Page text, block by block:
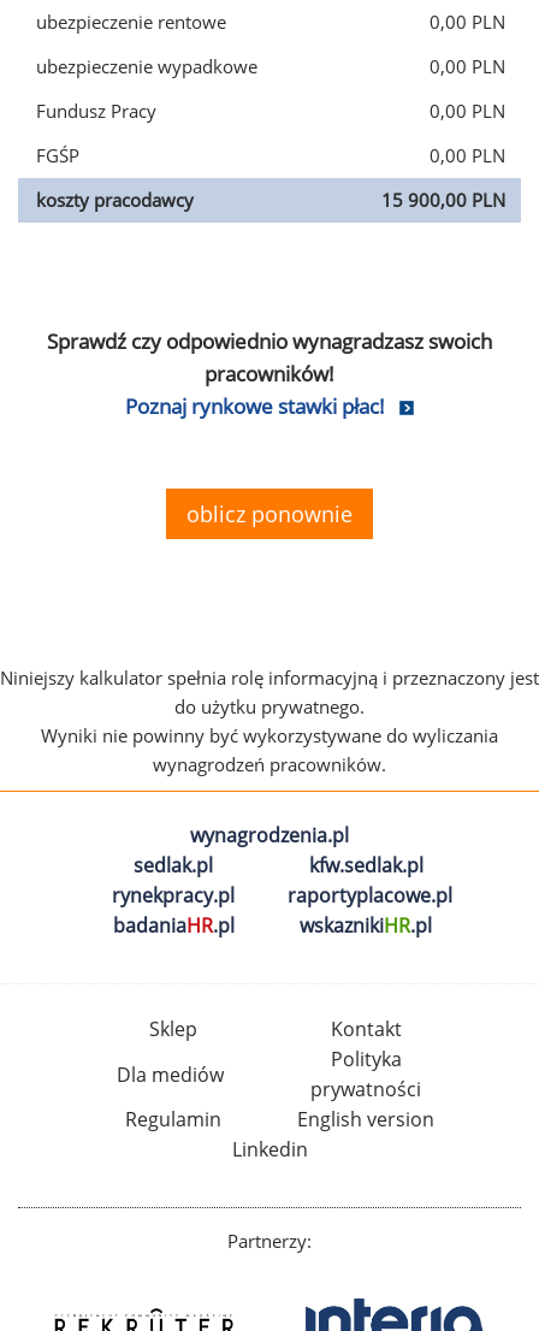
ubezpieczenie rentowe
0,00 PLN
ubezpieczenie wypadkowe
0,00 PLN
Fundusz Pracy
0,00 PLN
FGŚP
0,00 PLN
koszty pracodawcy
15 900,00 PLN
Sprawdź czy odpowiednio wynagradzasz swoich
pracowników!
Poznaj rynkowe stawki płac!
oblicz ponownie
Niniejszy kalkulator spełnia rolę informacyjną i przeznaczony jest
do użytku prywatnego.
Wyniki nie powinny być wykorzystywane do wyliczania
wynagrodzeń pracowników.
wynagrodzenia.pl
sedlak.pl
kfw.sedlak.pl
rynekpracy.pl
raportyplacowe.pl
badaniaHR.pl wskaznikiHR.pl
Sklep
Kontakt
Dla mediów
Polityka
prywatności
Regulamin
English version
Linkedin
Partnerzy: